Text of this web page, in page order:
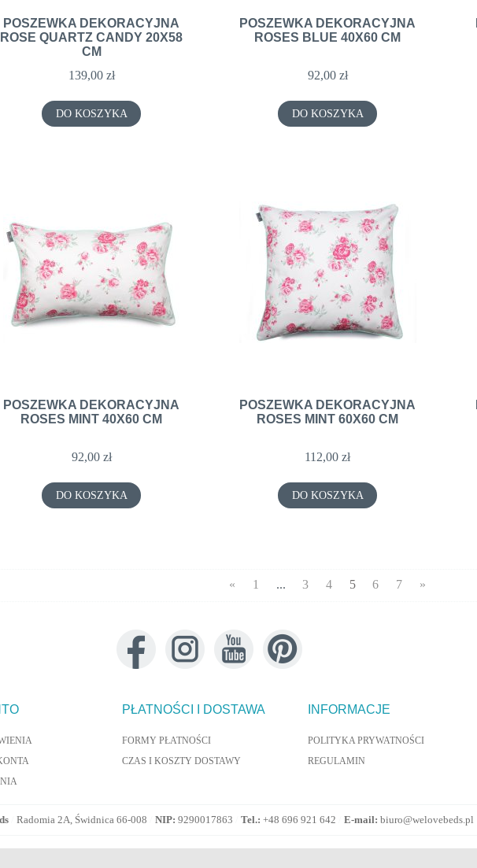
POSZEWKA DEKORACYJNA
ROSE QUARTZ CANDY 20X58
CM
139,00 zł
DO KOSZYKA
POSZEWKA DEKORACYJNA
ROSES BLUE 40X60 CM
92,00 zł
DO KOSZYKA
POSZEWKA DEKORACYJNA
ROSES MINT 40X60 CM
92,00 zł
DO KOSZYKA
POSZEWKA DEKORACYJNA
ROSES MINT 60X60 CM
112,00 zł
DO KOSZYKA
« 1 ... 3 4 5 6 7 »
PŁATNOŚCI I DOSTAWA
FORMY PŁATNOŚCI
CZAS I KOSZTY DOSTAWY
INFORMACJE
POLITYKA PRYWATNOŚCI
REGULAMIN
Radomia 2A, Świdnica 66-008 NIP: 9290017863 Tel.: +48 696 921 642 E-mail: biuro@welovebeds.pl